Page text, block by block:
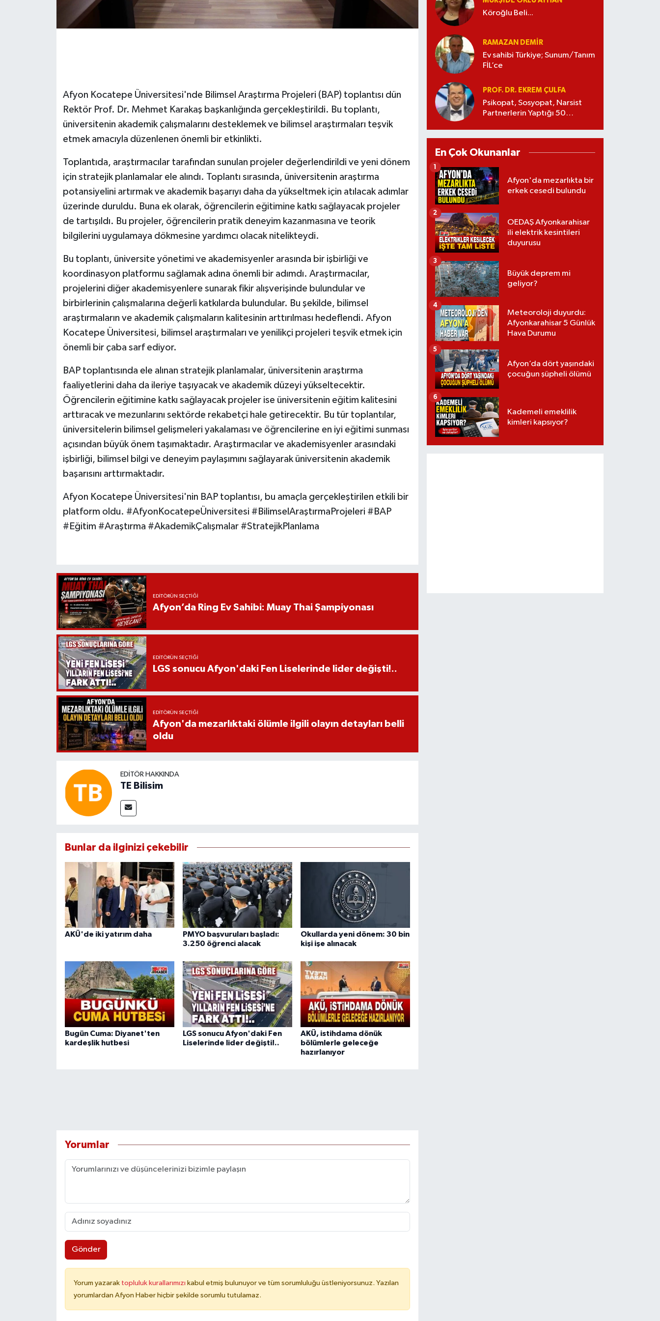
Afyon Kocatepe Üniversitesi'nde Bilimsel Araştırma Projeleri (BAP) toplantısı dün
Rektör Prof. Dr. Mehmet Karakaş başkanlığında gerçekleştirildi. Bu toplantı,
üniversitenin akademik çalışmalarını desteklemek ve bilimsel araştırmaları teşvik
etmek amacıyla düzenlenen önemli bir etkinlikti.
Toplantıda, araştırmacılar tarafından sunulan projeler değerlendirildi ve yeni dönem
için stratejik planlamalar ele alındı. Toplantı sırasında, üniversitenin araştırma
potansiyelini artırmak ve akademik başarıyı daha da yükseltmek için atılacak adımlar
üzerinde duruldu. Buna ek olarak, öğrencilerin eğitimine katkı sağlayacak projeler
de tartışıldı. Bu projeler, öğrencilerin pratik deneyim kazanmasına ve teorik
bilgilerini uygulamaya dökmesine yardımcı olacak nitelikteydi.
Bu toplantı, üniversite yönetimi ve akademisyenler arasında bir işbirliği ve
koordinasyon platformu sağlamak adına önemli bir adımdı. Araştırmacılar,
projelerini diğer akademisyenlere sunarak fikir alışverişinde bulundular ve
birbirlerinin çalışmalarına değerli katkılarda bulundular. Bu şekilde, bilimsel
araştırmaların ve akademik çalışmaların kalitesinin arttırılması hedeflendi. Afyon
Kocatepe Üniversitesi, bilimsel araştırmaları ve yenilikçi projeleri teşvik etmek için
önemli bir çaba sarf ediyor.
BAP toplantısında ele alınan stratejik planlamalar, üniversitenin araştırma
faaliyetlerini daha da ileriye taşıyacak ve akademik düzeyi yükseltecektir.
Öğrencilerin eğitimine katkı sağlayacak projeler ise üniversitenin eğitim kalitesini
arttıracak ve mezunlarını sektörde rekabetçi hale getirecektir. Bu tür toplantılar,
üniversitelerin bilimsel gelişmeleri yakalaması ve öğrencilerine en iyi eğitimi sunması
açısından büyük önem taşımaktadır. Araştırmacılar ve akademisyenler arasındaki
işbirliği, bilimsel bilgi ve deneyim paylaşımını sağlayarak üniversitenin akademik
başarısını arttırmaktadır.
Afyon Kocatepe Üniversitesi'nin BAP toplantısı, bu amaçla gerçekleştirilen etkili bir
platform oldu. #AfyonKocatepeÜniversitesi #BilimselAraştırmaProjeleri #BAP
#Eğitim #Araştırma #AkademikÇalışmalar #StratejikPlanlama
EDITÖRÜN SEÇTIĞI
Afyon’da Ring Ev Sahibi: Muay Thai Şampiyonası
EDITÖRÜN SEÇTIĞI
LGS sonucu Afyon'daki Fen Liselerinde lider değişti!..
EDITÖRÜN SEÇTIĞI
Afyon'da mezarlıktaki ölümle ilgili olayın detayları belli
oldu
EDITÖR HAKKINDA
TE Bilisim
Bunlar da ilginizi çekebilir
AKÜ'de iki yatırım daha
PMYO başvuruları başladı:
3.250 öğrenci alacak
Okullarda yeni dönem: 30 bin
kişi işe alınacak
Bugün Cuma: Diyanet'ten
kardeşlik hutbesi
LGS sonucu Afyon'daki Fen
Liselerinde lider değişti!..
AKÜ, istihdama dönük
bölümlerle geleceğe
hazırlanıyor
Yorumlar
Gönder
Yorum yazarak topluluk kurallarımızı kabul etmiş bulunuyor ve tüm sorumluluğu üstleniyorsunuz. Yazılan
yorumlardan Afyon Haber hiçbir şekilde sorumlu tutulamaz.
Köroğlu Beli...
RAMAZAN DEMİR
Ev sahibi Türkiye; Sunum/Tanım
FİL’ce
PROF. DR. EKREM ÇULFA
Psikopat, Sosyopat, Narsist
Partnerlerin Yaptığı 50
En Çok Okunanlar
Afyon'da mezarlıkta bir
erkek cesedi bulundu
1
OEDAŞ Afyonkarahisar
ili elektrik kesintileri
duyurusu
2
Büyük deprem mi
geliyor?
3
Meteoroloji duyurdu:
Afyonkarahisar 5 Günlük
Hava Durumu
4
Afyon’da dört yaşındaki
çocuğun şüpheli ölümü
5
Kademeli emeklilik
kimleri kapsıyor?
6